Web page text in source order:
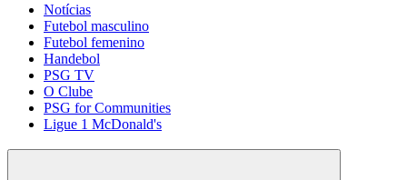
Notícias
Futebol masculino
Futebol femenino
Handebol
PSG TV
O Clube
PSG for Communities
Ligue 1 McDonald's